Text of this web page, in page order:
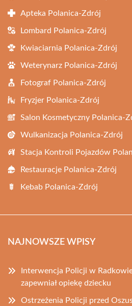
Apteka Polanica-Zdrój
Lombard Polanica-Zdrój
Kwiaciarnia Polanica-Zdrój
Weterynarz Polanica-Zdrój
Fotograf Polanica-Zdrój
Fryzjer Polanica-Zdrój
Salon Kosmetyczny Polanica-
Wulkanizacja Polanica-Zdrój
Stacja Kontroli Pojazdów
Restauracje Polanica-Zdrój
Kebab Polanica-Zdrój
NAJNOWSZE WPISY
Interwencja Policji w
zapewniał opiekę dziecku
Ostrzeżenia Policji przed